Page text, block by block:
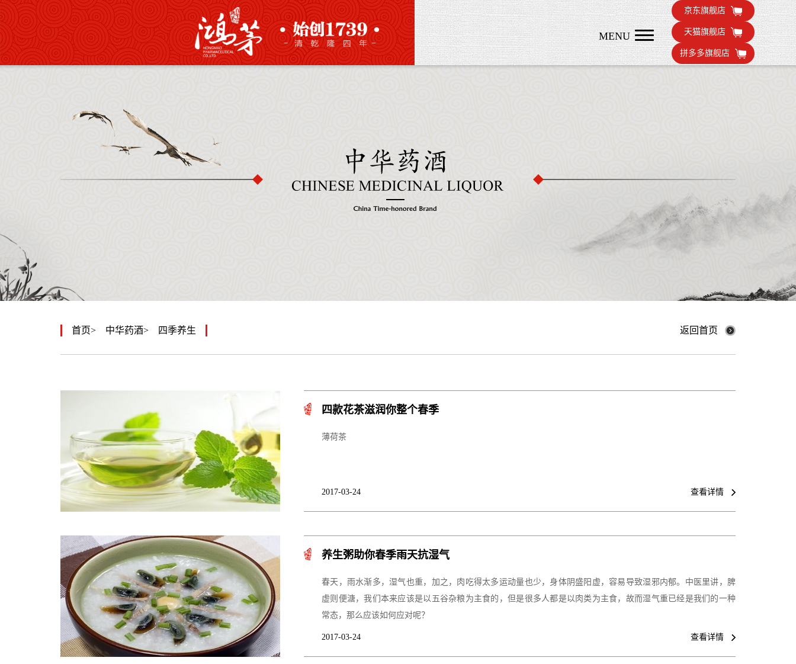
京东旗舰店
天猫旗舰店
拼多多旗舰店
MENU
首页 中华药酒 四季养生 返回首页
四款花茶滋润你整个春季
薄荷茶
查看详情
2017-03-24
养生粥助你春季雨天抗湿气
春天，雨水渐多，湿气也重，加之，肉吃得太多运动量也少，身体阴盛阳虚，容易导致湿邪内郁。中医里讲，脾
虚则便溏，我们本来应该是以五谷杂粮为主食的，但是很多人都是以肉类为主食，故而湿气重已经是我们的一种
常态，那么应该如何应对呢？
查看详情
2017-03-24